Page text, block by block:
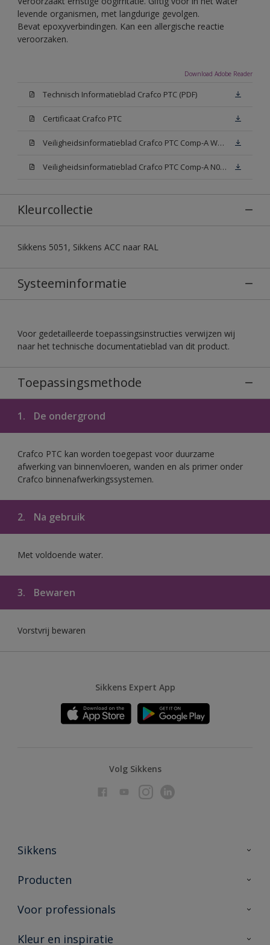
levende organismen, met langdurige gevolgen.
Bevat epoxyverbindingen. Kan een allergische reactie
veroorzaken.
Download Adobe Reader
Technisch Informatieblad Crafco PTC (PDF)
Certificaat Crafco PTC
Veiligheidsinformatieblad Crafco PTC Comp-A W05 (MSDS)
Veiligheidsinformatieblad Crafco PTC Comp-A N00 (MSDS)
Kleurcollectie
Sikkens 5051, Sikkens ACC naar RAL
Systeeminformatie
Voor gedetailleerde toepassingsinstructies verwijzen wij
naar het technische documentatieblad van dit product.
Toepassingsmethode
1. De ondergrond
Crafco PTC kan worden toegepast voor duurzame
afwerking van binnenvloeren, wanden en als primer onder
Crafco binnenafwerkingssystemen.
2. Na gebruik
Met voldoende water.
3. Bewaren
Vorstvrij bewaren
Sikkens Expert App
Volg Sikkens
Sikkens
Over Sikkens
Duurzaamheid
Producten
Producten voor binnen
Vind je verkooppunt
Voor professionals
Advies & service
Kleur en inspiratie